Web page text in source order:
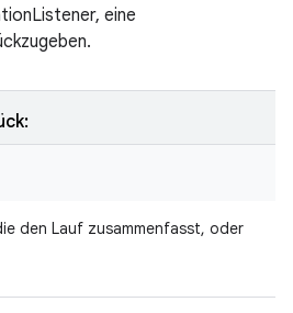
eine
den Lauf zusammenfasst, oder